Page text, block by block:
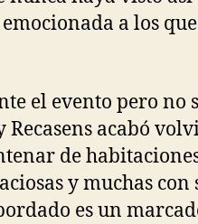
a los
el evento pero no
acabó
de
y muchas con
es un